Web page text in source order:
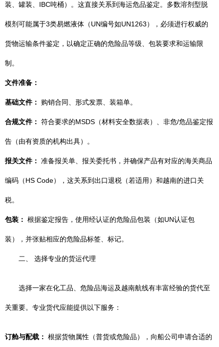
装、罐装、IBC吨桶）。这直接关系到海运危品鉴定。多数溶剂型脱
模剂可能属于3类易燃液体（UN编号如UN1263），必须进行权威的
货物运输条件鉴定，以确定正确的危险品等级、包装要求和运输限
制。
文件准备：
基础文件： 购销合同、形式发票、装箱单。
合规文件： 符合要求的MSDS（材料安全数据表）、非危/危品鉴定报
告（由有资质的机构出具）。
报关文件： 准备报关单、报关委托书，并确保产品有对应的海关商品
编码（HS Code），这关系到出口退税（若适用）和越南的进口关
税。
包装： 根据鉴定报告，使用经认证的危险品包装（如UN认证包
装），并张贴相应的危险品标签、标记。
二、 选择专业的货运代理
选择一家在化工品、危险品海运及越南航线有丰富经验的货代至
关重要。专业货代应能提供以下服务：
订舱与配载： 根据货物属性（普货或危险品），向船公司申请合适的